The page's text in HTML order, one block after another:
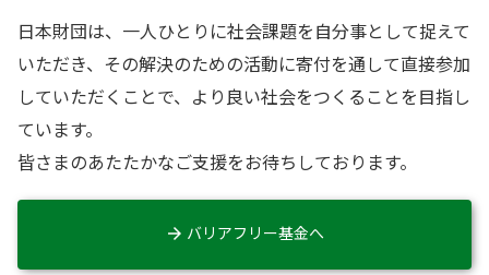
日本財団は、一人ひとりに社会課題を自分事として捉えて
いただき、その解決のための活動に寄付を通して直接参加
していただくことで、より良い社会をつくることを目指し
ています。
皆さまのあたたかなご支援をお待ちしております。
バリアフリー基金へ